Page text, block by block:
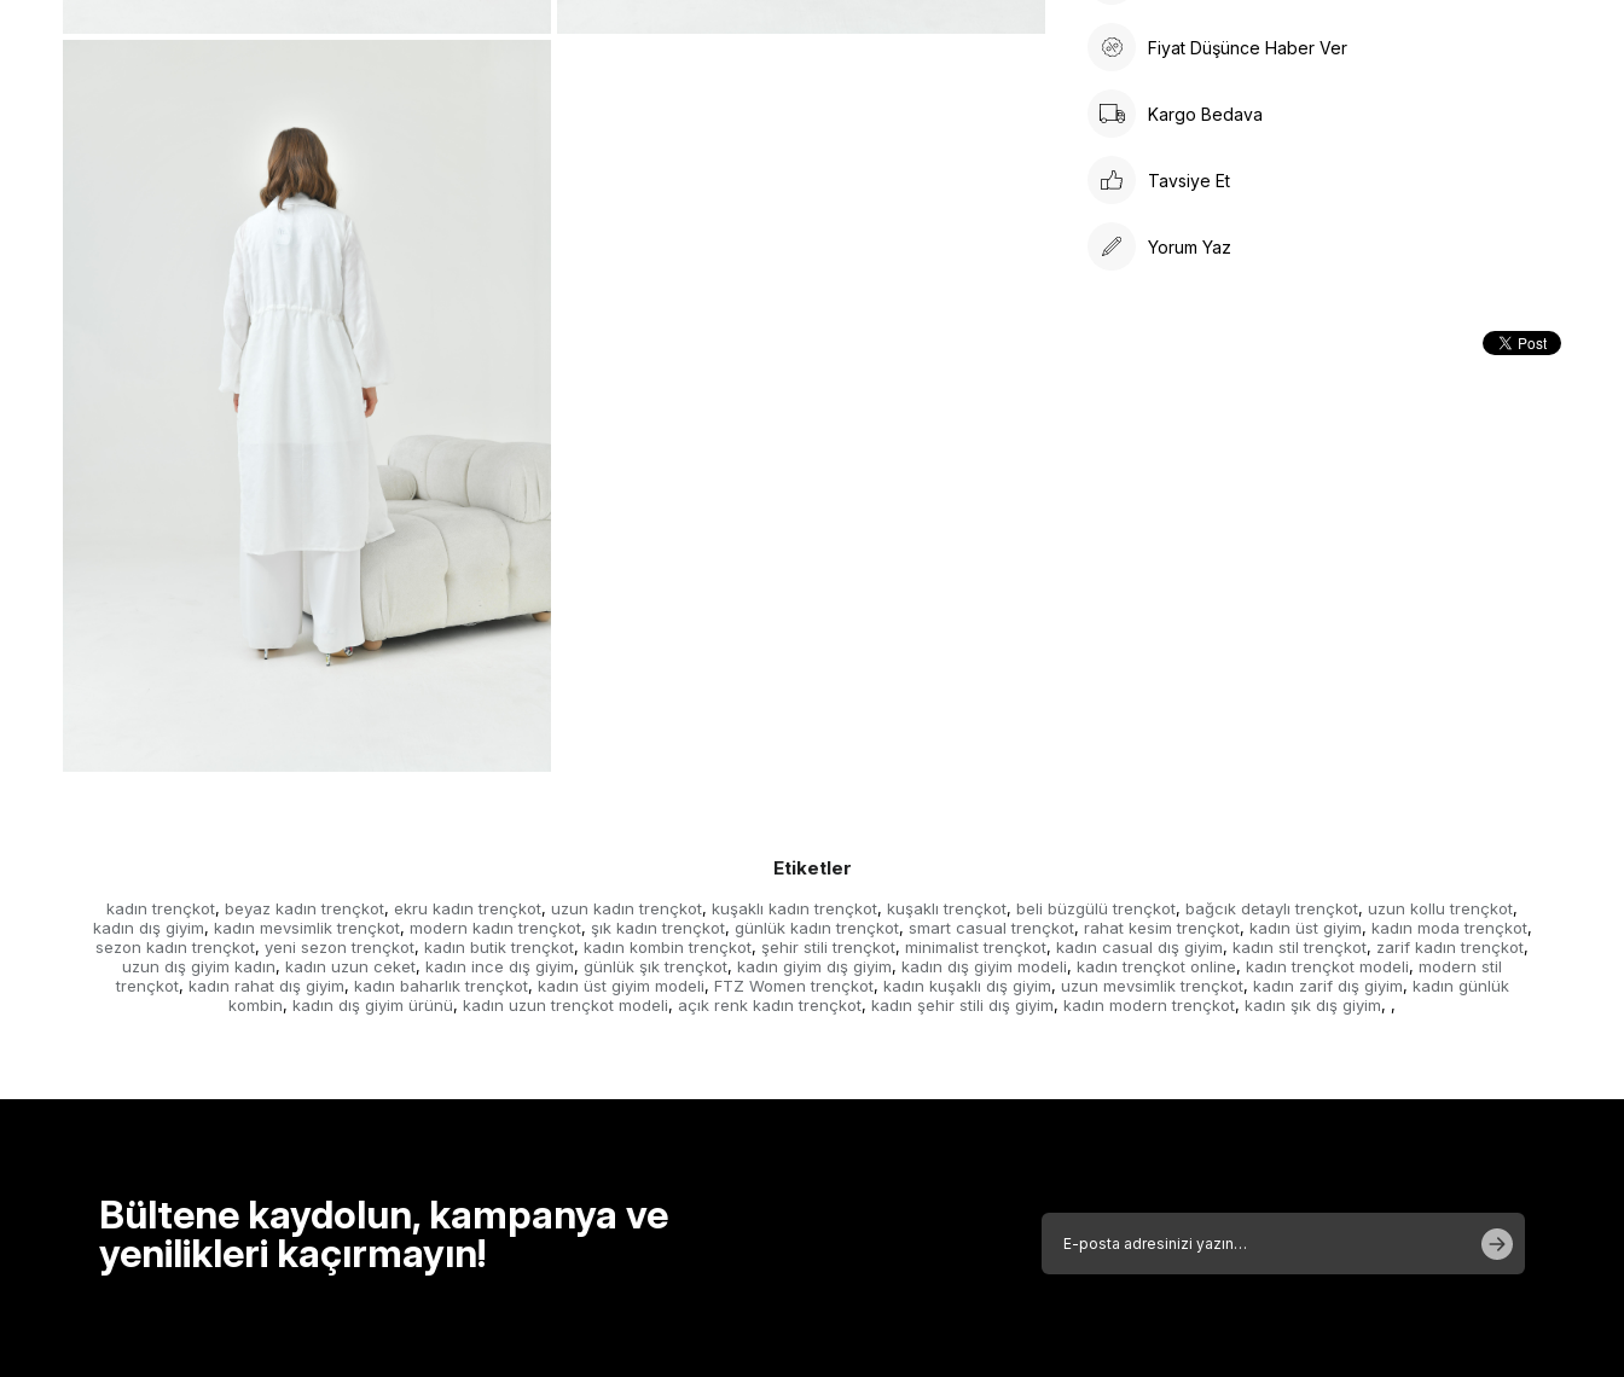
Fiyat Düşünce Haber Ver
Kargo Bedava
Tavsiye Et
Yorum Yaz
Etiketler
kadın trençkot, beyaz kadın trençkot, ekru kadın trençkot, uzun kadın trençkot, kuşaklı kadın trençkot, kuşaklı trençkot, beli büzgülü trençkot, bağcık detaylı trençkot, uzun kollu trençkot,
kadın dış giyim, kadın mevsimlik trençkot, modern kadın trençkot, şık kadın trençkot, günlük kadın trençkot, smart casual trençkot, rahat kesim trençkot, kadın üst giyim, kadın moda trençkot,
sezon kadın trençkot, yeni sezon trençkot, kadın butik trençkot, kadın kombin trençkot, şehir stili trençkot, minimalist trençkot, kadın casual dış giyim, kadın stil trençkot, zarif kadın trençkot,
uzun dış giyim kadın, kadın uzun ceket, kadın ince dış giyim, günlük şık trençkot, kadın giyim dış giyim, kadın dış giyim modeli, kadın trençkot online, kadın trençkot modeli, modern stil
trençkot, kadın rahat dış giyim, kadın baharlık trençkot, kadın üst giyim modeli, FTZ Women trençkot, kadın kuşaklı dış giyim, uzun mevsimlik trençkot, kadın zarif dış giyim, kadın günlük
kombin, kadın dış giyim ürünü, kadın uzun trençkot modeli, açık renk kadın trençkot, kadın şehir stili dış giyim, kadın modern trençkot, kadın şık dış giyim, ,
Bültene kaydolun, kampanya ve
yenilikleri kaçırmayın!